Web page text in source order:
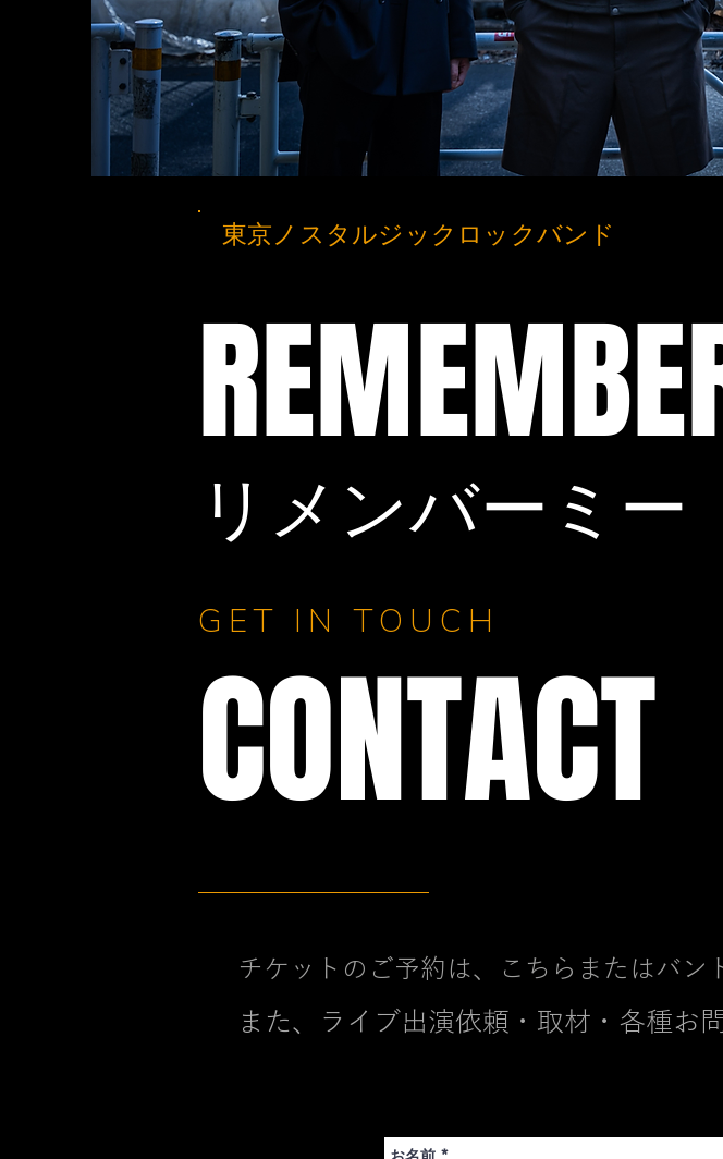
東京ノスタルジックロックバンド
​リメンバーミー
GET IN TOUCH
CONTACT
チケットのご予約は、こちらまたはバン
また、ライブ出演依頼・取材・各種お